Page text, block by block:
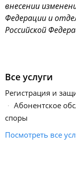
внесении
Федерации и
Российской
Все услуги
Регистрация и
Абонентское
споры
Посмотреть все